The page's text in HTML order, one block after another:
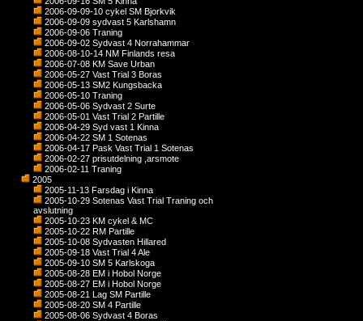
2006-09-09-10 cykel SM Bjorkvik
2006-09-09 sydvast 5 Karlshamn
2006-09-06 Traning
2006-09-02 Sydvast 4 Norrahammar
2006-08-10-14 NM Finlands resa
2006-07-08 KM Save Urban
2006-05-27 Vast Trial 3 Boras
2006-05-13 SM2 Kungsbacka
2006-05-10 Traning
2006-05-06 Sydvast 2 Surte
2006-05-01 Vast Trial 2 Partille
2006-04-29 Syd vast 1 Kinna
2006-04-22 SM 1 Sotenas
2006-04-17 Pask Vast Trial 1 Sotenas
2006-02-27 prisutdelning ,arsmote
2006-02-11 Traning
2005
2005-11-13 Farsdag i Kinna
2005-10-29 Sotenas Vast Trial Traning och
avslutning
2005-10-23 KM cykel & MC
2005-10-22 RM Partille
2005-10-08 Sydvasten Hillared
2005-09-18 Vast Trial 4 Ale
2005-09-10 SM 5 Karlskoga
2005-08-28 EM i Hobol Norge
2005-08-27 EM i Hobol Norge
2005-08-21 Lag SM Partille
2005-08-20 SM 4 Partille
2005-08-06 Sydvast 4 Boras